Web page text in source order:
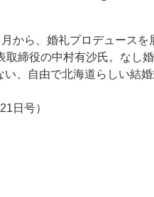
から、婚礼プロデュースを
締役の中村有沙氏。なし
、自由で北海道らしい結婚
日号）